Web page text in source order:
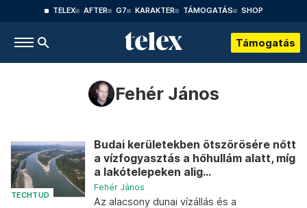
TELEX AFTER G7 KARAKTER TÁMOGATÁS SHOP
Támogatás
Fehér János
TECHTUD
Budai kerületekben ötszörösére nőtt
a vízfogyasztás a hőhullám alatt, míg
a lakótelepeken alig...
Fehér János
Az alacsony dunai vízállás és a